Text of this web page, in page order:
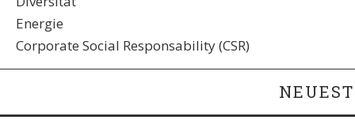
Energie
Corporate Social Responsability (CSR)